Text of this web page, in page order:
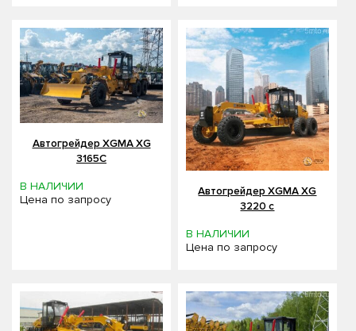
Автогрейдер XGMA XG
3165С
В НАЛИЧИИ
Цена по запросу
Автогрейдер XGMA XG
3220 c
В НАЛИЧИИ
Цена по запросу